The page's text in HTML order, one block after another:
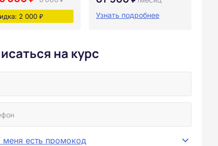
2 000 ₽ Узнать подробнее
на курс
меня есть промокод